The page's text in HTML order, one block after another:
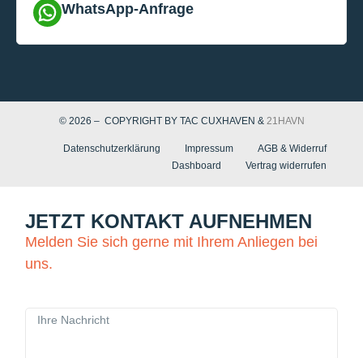
WhatsApp-Anfrage
© 2026 – COPYRIGHT BY TAC CUXHAVEN & 21HAVN
Datenschutzerklärung Impressum
AGB & Widerruf
Dashboard
Vertrag widerrufen
JETZT KONTAKT AUFNEHMEN
Melden Sie sich gerne mit Ihrem Anliegen bei
uns.